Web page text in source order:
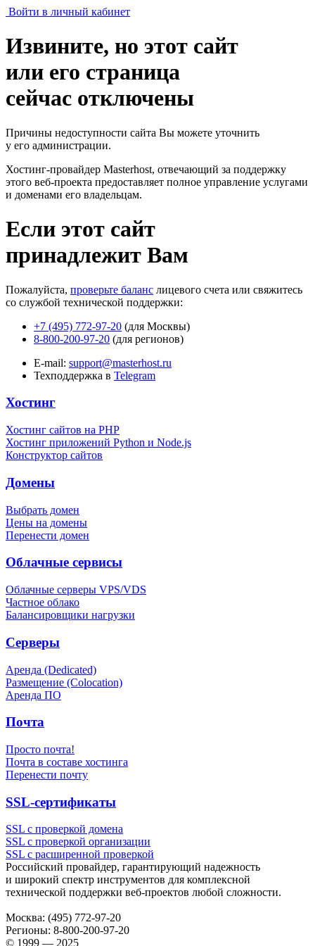
Войти в личный кабинет
Извините, но этот сайт
или его страница
сейчас отключены
Причины недоступности сайта Вы можете уточнить
у его администрации.
Хостинг-провайдер Masterhost, отвечающий за поддержку
этого веб-проекта предоставляет полное управление услугами
и доменами его владельцам.
Если этот сайт
принадлежит Вам
Пожалуйста, проверьте баланс лицевого счета или свяжитесь
со службой технической поддержки:
+7 (495) 772-97-20 (для Москвы)
8-800-200-97-20 (для регионов)
E-mail: support@masterhost.ru
Техподдержка в Telegram
Хостинг
Хостинг сайтов на PHP
Хостинг приложений Python и Node.js
Конструктор сайтов
Домены
Выбрать домен
Цены на домены
Перенести домен
Облачные сервисы
Облачные серверы VPS/VDS
Частное облако
Балансировщики нагрузки
Серверы
Аренда (Dedicated)
Размещение (Colocation)
Аренда ПО
Почта
Просто почта!
Почта в составе хостинга
Перенести почту
SSL-сертификаты
SSL с проверкой домена
SSL с проверкой организации
SSL с расширенной проверкой
Российский провайдер, гарантирующий надежность
и широкий спектр инструментов для комплексной
технической поддержки веб-проектов любой сложности.
Москва: (495) 772-97-20
Регионы: 8-800-200-97-20
© 1999 — 2025